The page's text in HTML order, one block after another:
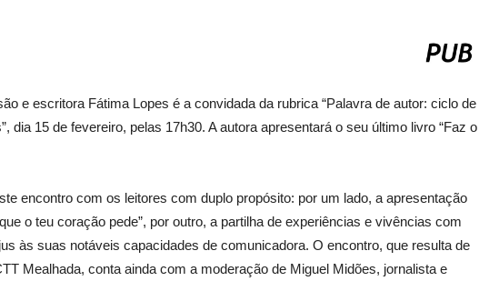
e escritora Fátima Lopes é a convidada da rubrica “Palavra de autor: ciclo de
dia 15 de fevereiro, pelas 17h30. A autora apresentará o seu último livro “Faz o
encontro com os leitores com duplo propósito: por um lado, a apresentação
o teu coração pede”, por outro, a partilha de experiências e vivências com
às suas notáveis capacidades de comunicadora. O encontro, que resulta de
Mealhada, conta ainda com a moderação de Miguel Midões, jornalista e